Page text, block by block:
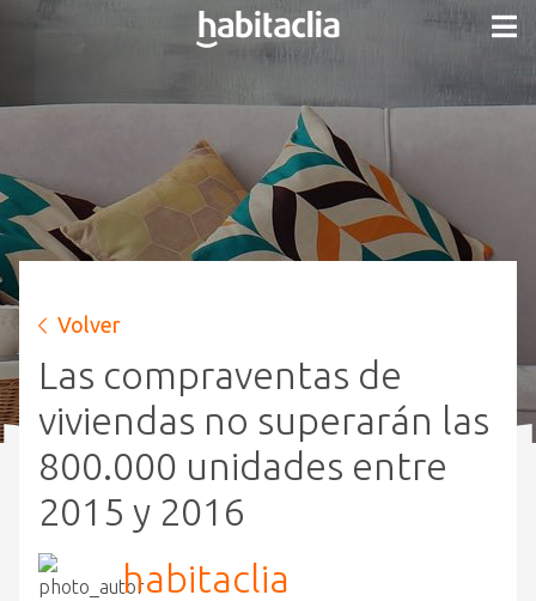
Volver
Las compraventas de
viviendas no superarán las
800.000 unidades entre
2015 y 2016
habitaclia